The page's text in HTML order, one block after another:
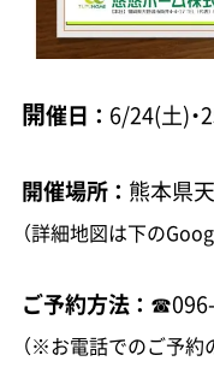
開催日 ： 6/24(土)
開催場所 ： 熊本県
（詳細地図は下の
ご予約方法 ：
（※お電話でのご予約